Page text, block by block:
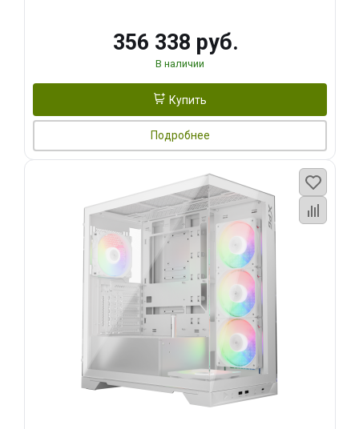
356 338 руб.
В наличии
Купить
Подробнее